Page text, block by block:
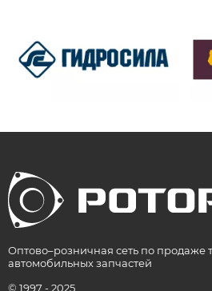
Оптово–розничная сеть по продаже
автомобильных запчастей
© 1997 - 2025